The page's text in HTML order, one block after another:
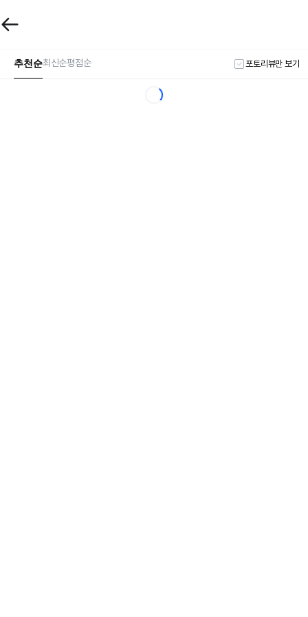
추천순최신순평점순 포토리뷰만 보기